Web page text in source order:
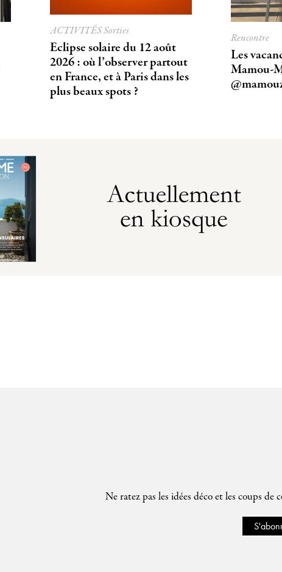
ACTIVITÉSSorties
Eclipse solaire du 12 août
2026 : où l’observer partout
en France, et à Paris dans les
plus beaux spots ?
Rencontre
Les
Mamou-
Ne ratez pas les idées déco et les coups de